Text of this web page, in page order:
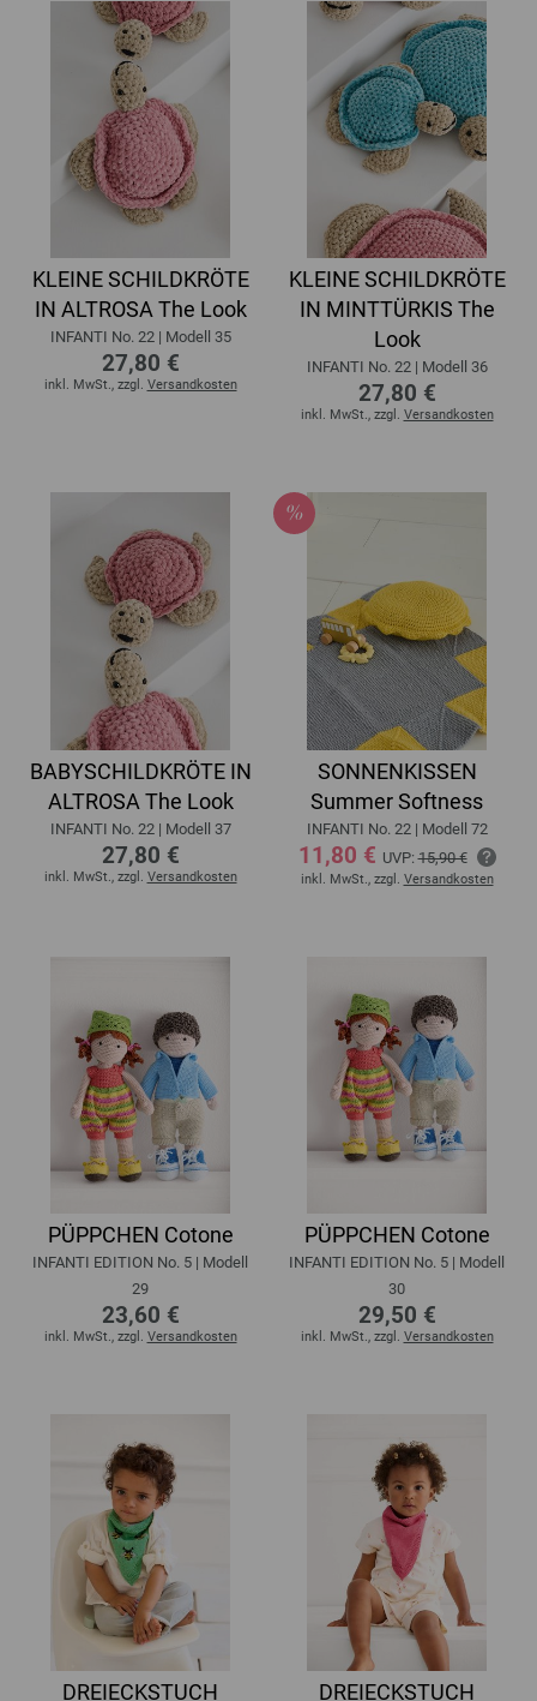
KLEINE SCHILDKRÖTE
IN ALTROSA The Look
INFANTI No. 22 | Modell 35
27,80 €
inkl. MwSt., zzgl. Versandkosten
KLEINE SCHILDKRÖTE
IN MINTTÜRKIS The
Look
INFANTI No. 22 | Modell 36
27,80 €
inkl. MwSt., zzgl. Versandkosten
BABYSCHILDKRÖTE IN
ALTROSA The Look
INFANTI No. 22 | Modell 37
27,80 €
inkl. MwSt., zzgl. Versandkosten
SONNENKISSEN
Summer Softness
INFANTI No. 22 | Modell 72
11,80 € UVP:15,90 €
inkl. MwSt., zzgl. Versandkosten
PÜPPCHEN Cotone
INFANTI EDITION No. 5 | Modell
29
23,60 €
inkl. MwSt., zzgl. Versandkosten
PÜPPCHEN Cotone
INFANTI EDITION No. 5 | Modell
30
29,50 €
inkl. MwSt., zzgl. Versandkosten
DREIECKSTUCH DREIECKSTUCH